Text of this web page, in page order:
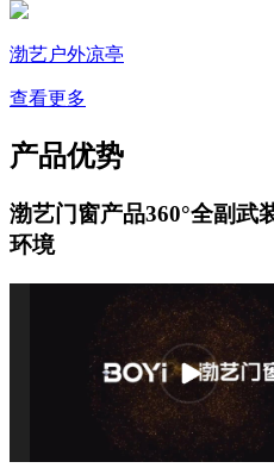
渤艺户外凉亭
查看更多
产品优势
渤艺门窗产品360°全副武
环境